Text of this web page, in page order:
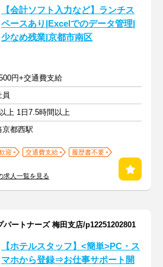
【会計ソフト入力など】ランチス
ペースあり|Excelでのデータ管理|
少なめ残業|京都市南区
円+交通費支給
員
上 1日7.5時間以上
京都西駅
迎 交通費支給
履歴書不要
求人一覧を見る
パートナーズ 梅田支店/p12251202801
【ホテルスタッフ】<簡単>PC・ス
マホから登録⇒お仕事サポート開